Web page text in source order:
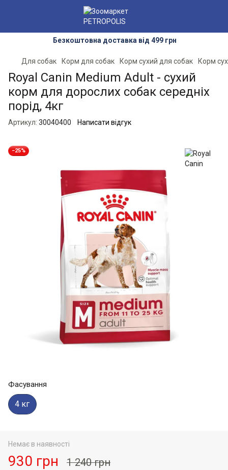
Безкоштовна доставка від 499 грн
Для собак Корм для собак Корм сухий для собак Корм
Royal Canin Medium Adult - сухий
корм для дорослих собак середніх
порід, 4кг
Артикул: 30040400 Написати відгук
−25%
Фасування
4 кг
Немає в наявності
930 грн 1 240 грн